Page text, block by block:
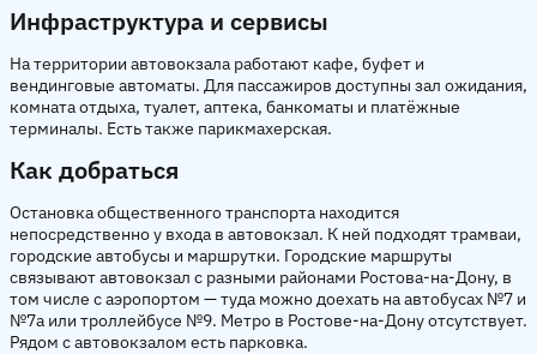
Инфраструктура и сервисы
На территории автовокзала работают кафе, буфет и
вендинговые автоматы. Для пассажиров доступны зал ожидания,
комната отдыха, туалет, аптека, банкоматы и платёжные
терминалы. Есть также парикмахерская.
Как добраться
Остановка общественного транспорта находится
непосредственно у входа в автовокзал. К ней подходят трамваи,
городские автобусы и маршрутки. Городские маршруты
связывают автовокзал с разными районами Ростова-на-Дону, в
том числе с аэропортом — туда можно доехать на автобусах №7 и
№7а или троллейбусе №9. Метро в Ростове-на-Дону отсутствует.
Рядом с автовокзалом есть парковка.